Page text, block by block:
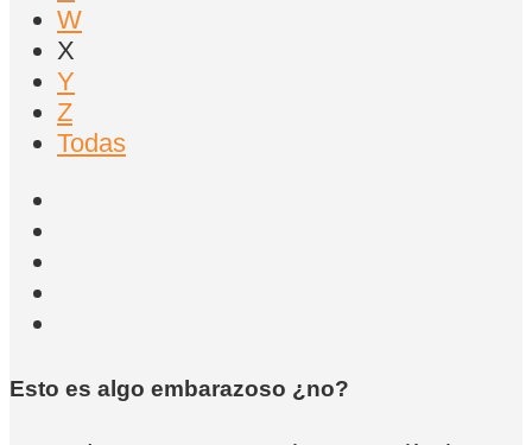
W
X
Y
Z
Todas
Esto es algo embarazoso ¿no?